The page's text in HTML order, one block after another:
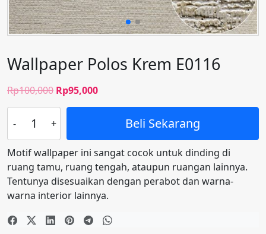
Wallpaper Polos Krem E0116
Rp100,000 Harga
aslinya
Rp95,000Harga
saat
Rp95,000.
Wallpaper
Polos
Krem
E0116
Beli Sekarang
Motif wallpaper ini sangat cocok untuk dinding di
ruang tamu, ruang tengah, ataupun ruangan lainnya.
Tentunya disesuaikan dengan perabot dan warna-
warna interior lainnya.